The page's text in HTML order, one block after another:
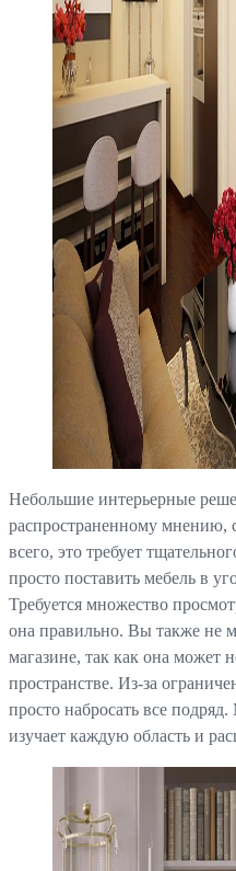
Небольшие интерьерные
распространенному
всего, это требует
просто поставить мебель в
Требуется множество
она правильно. Вы также не
магазине, так как она может
пространстве. Из-за
просто набросать все
изучает каждую область и